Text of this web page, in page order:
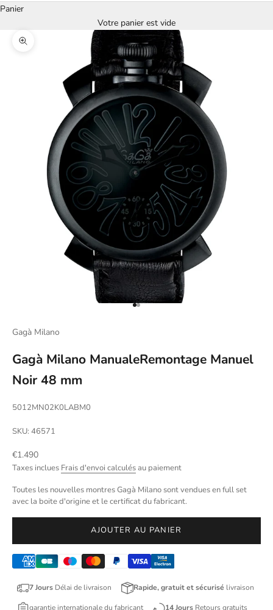
Panier
Votre panier est vide
Zoomer sur l'image
Aller à l'élément 1
Aller à l'élément 2
Gagà Milano
Gagà Milano ManualeRemontage Manuel
Noir 48 mm
5012MN02K0LABM0
SKU: 46571
Prix de vente
€1.490
Taxes inclues Frais d'envoi calculésau paiement
Toutes les nouvelles montres Gagà Milano sont vendues en full set
avec la boite d'origine et le certificat du fabricant.
AJOUTER AU PANIER
7 Jours Délai de livraison Rapide, gratuit et sécurisé livraison
garantie internationale du fabricant 14 Jours Retours gratuits